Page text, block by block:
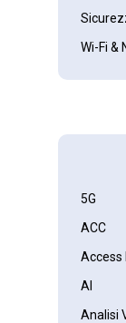
Wi-Fi &
5G
ACC
Access
AI
Analisi